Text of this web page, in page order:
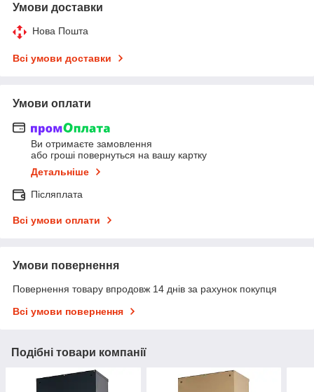
Умови доставки
Нова Пошта
Всі умови доставки
Умови оплати
Ви отримаєте замовлення
або гроші повернуться на вашу картку
Детальніше
Післяплата
Всі умови оплати
Умови повернення
Повернення товару впродовж 14 днів за рахунок покупця
Всі умови повернення
Подібні товари компанії